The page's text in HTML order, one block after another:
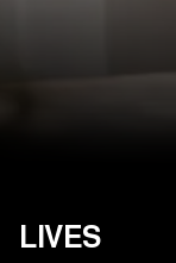
LIVES